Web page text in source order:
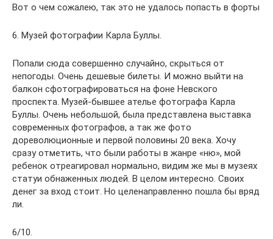
Вот о чем сожалею, так это не удалось попасть в форты
6. Музей фотографии Карла Буллы.
Попали сюда совершенно случайно, скрыться от
непогоды. Очень дешевые билеты. И можно выйти на
балкон сфотографироваться на фоне Невского
проспекта. Музей-бывшее ателье фотографа Карла
Буллы. Очень небольшой, была представлена выставка
современных фотографов, а так же фото
дореволюционные и первой половины 20 века. Хочу
сразу отметить, что были работы в жанре «ню», мой
ребенок отреагировал нормально, видим же мы в музеях
статуи обнаженных людей. В целом интересно. Своих
денег за вход стоит. Но целенаправленно пошла бы вряд
ли.
6/10.